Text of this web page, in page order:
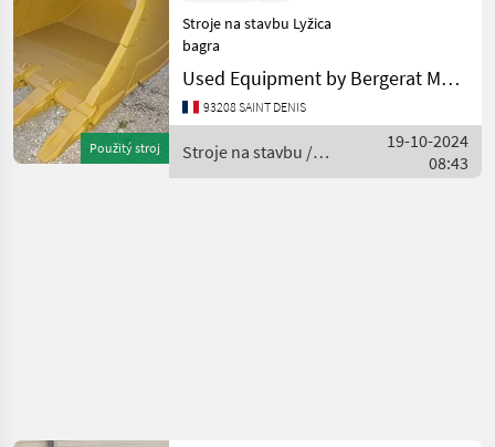
Použitý stroj
Stroje na stavbu Lyžica
bagra
Used Equipment by Bergerat Monnoyeur
93208 SAINT DENIS
Stroje na stavbu /
Caterpillar
19-10-2024
08:43